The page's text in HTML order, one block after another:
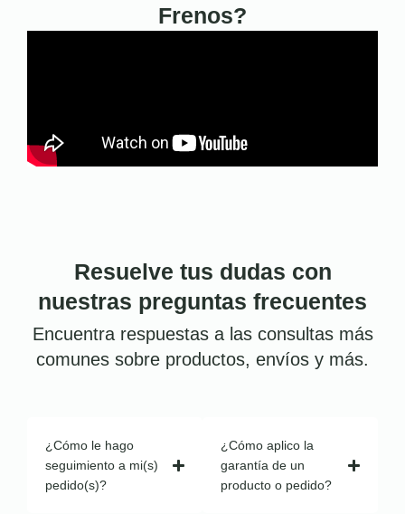
Frenos?
Resuelve tus dudas con
nuestras preguntas frecuentes
Encuentra respuestas a las consultas más
comunes sobre productos, envíos y más.
¿Cómo le hago
seguimiento a mi(s)
pedido(s)?
¿Cómo aplico la
garantía de un
producto o pedido?